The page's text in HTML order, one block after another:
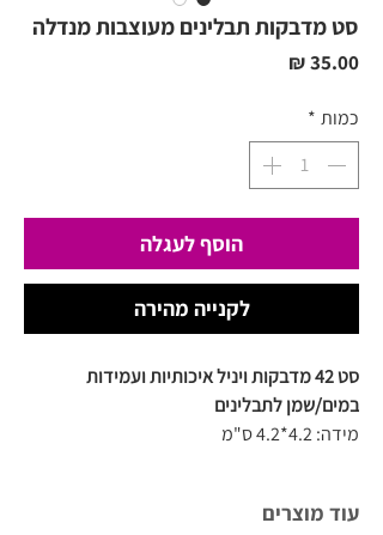
סט מדבקות תבלינים מעוצבות מנדלה
כמות *
הוסף לעגלה
לקנייה מהירה
סט 42 מדבקות ויניל איכותיות ועמידות
במים/שמן לתבלינים
מידה: 4.2*4.2 ס"מ
לניקוי מומלץ להשתמש במטלית לחה
עוד מוצרים